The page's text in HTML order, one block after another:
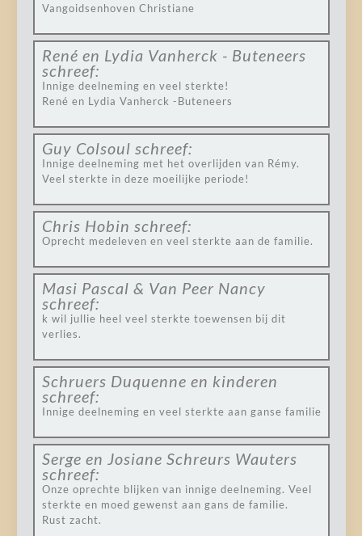
Vangoidsenhoven Christiane
René en Lydia Vanherck - Buteneers
schreef:
Innige deelneming en veel sterkte!
René en Lydia Vanherck -Buteneers
Guy Colsoul schreef:
Innige deelneming met het overlijden van Rémy.
Veel sterkte in deze moeilijke periode!
Chris Hobin schreef:
Oprecht medeleven en veel sterkte aan de familie.
Masi Pascal & Van Peer Nancy
schreef:
k wil jullie heel veel sterkte toewensen bij dit
verlies.
Schruers Duquenne en kinderen
schreef:
Innige deelneming en veel sterkte aan ganse familie
Serge en Josiane Schreurs Wauters
schreef:
Onze oprechte blijken van innige deelneming. Veel
sterkte en moed gewenst aan gans de familie.
Rust zacht.